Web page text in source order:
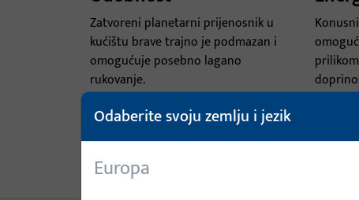
Zatvoreni planetarni prijenosnik u
kućištu brave trajno je podmazan i
omogućuje posebno lagano
rukovanje.
Odaberite svoju zemlju i jezik
Europa